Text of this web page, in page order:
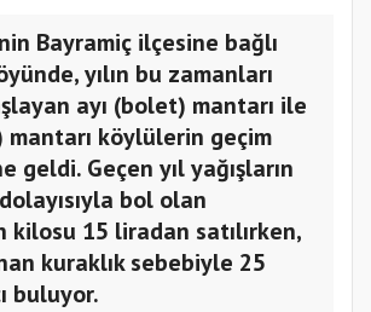
Bayramiç ilçesine bağlı
yılın bu zamanları
ayı (bolet) mantarı ile
mantarı köylülerin geçim
geldi. Geçen yıl yağışların
bol olan
kilosu 15 liradan satılırken,
kuraklık sebebiyle 25
buluyor.